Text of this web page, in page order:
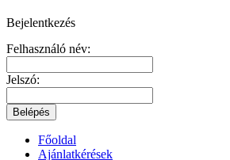
Bejelentkezés
Felhasználó név:
Jelszó:
Főoldal
Ajánlatkérések